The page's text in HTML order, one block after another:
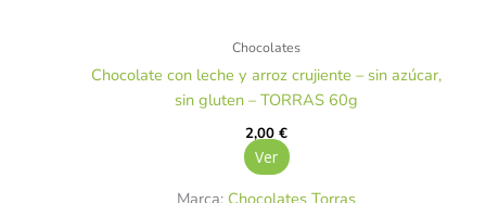
Chocolates
Chocolate con leche y arroz crujiente – sin azúcar,
sin gluten – TORRAS 60g
2,00€
Ver